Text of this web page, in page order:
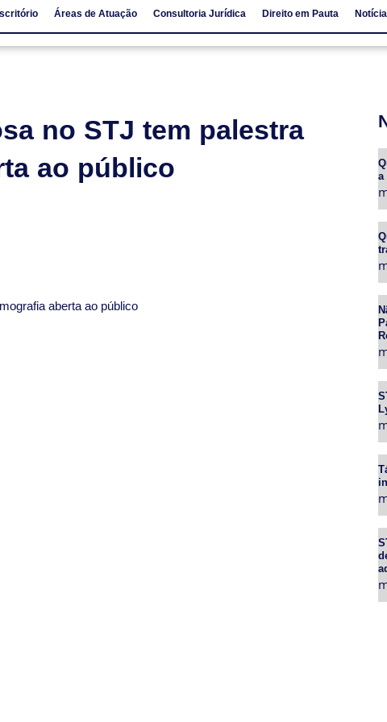
Áreas de Atuação Consultoria Jurídica Direito em Pauta
no STJ tem palestra
ao público
aberta ao público
a